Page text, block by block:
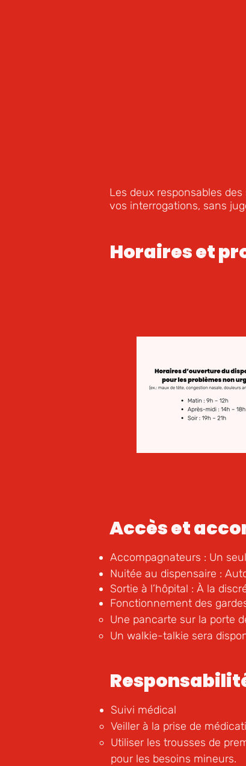
Les deux responsables
vos interrogations, sans
Horaires et
Accès et
Accompagnateurs : Un
Nuitée au dispensaire :
Sortie à l’hôpital : À la
Fonctionnement des
Une pancarte sur la porte
Un walkie-talkie sera
Suivi médical
Veiller à la prise de
Utiliser les trousses de
pour les besoins mineurs.